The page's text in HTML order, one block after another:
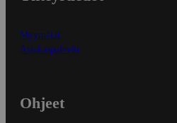
Myymälät
Asiakaspalvelu
Ohjeet